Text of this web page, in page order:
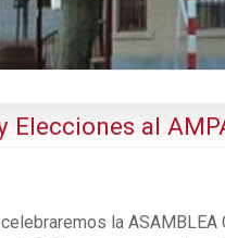
Elecciones al
la